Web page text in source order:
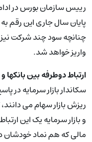
رییس سازمان بورس در
پایان سال جاری این رقم
چنانچه سود چند شرکت
واریز خواهد شد.
ارتباط دوطرفه بین بانکها و
سکاندار بازار سرمایه در
ریزش بازار سهام می
و بازار سرمایه یک این
مالی که هم نماد خودشان